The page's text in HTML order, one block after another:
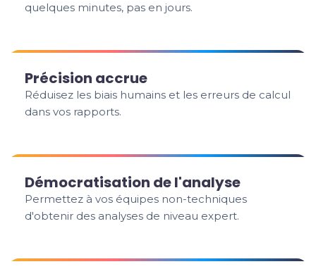
quelques minutes, pas en jours.
Précision accrue
Réduisez les biais humains et les erreurs de calcul
dans vos rapports.
Démocratisation de l'analyse
Permettez à vos équipes non-techniques
d'obtenir des analyses de niveau expert.